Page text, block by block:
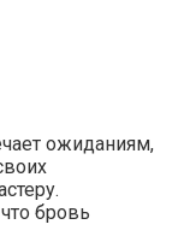
ожиданиям,
бровь